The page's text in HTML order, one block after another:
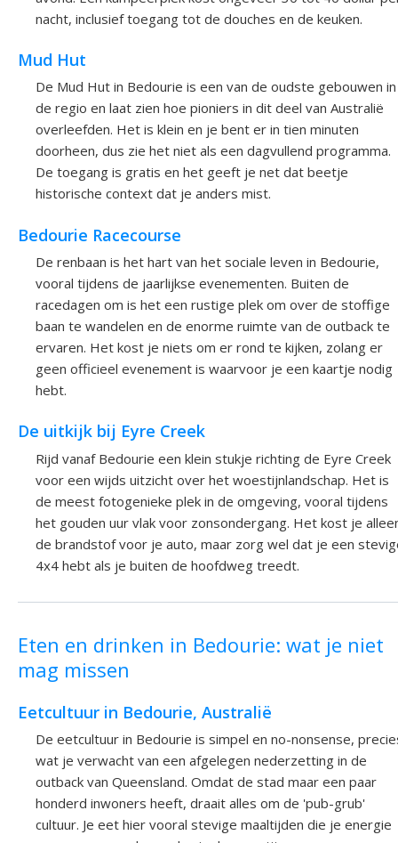
nacht, inclusief toegang tot de douches en de keuken.
Mud Hut
De Mud Hut in Bedourie is een van de oudste gebouwen in
de regio en laat zien hoe pioniers in dit deel van Australië
overleefden. Het is klein en je bent er in tien minuten
doorheen, dus zie het niet als een dagvullend programma.
De toegang is gratis en het geeft je net dat beetje
historische context dat je anders mist.
Bedourie Racecourse
De renbaan is het hart van het sociale leven in Bedourie,
vooral tijdens de jaarlijkse evenementen. Buiten de
racedagen om is het een rustige plek om over de stoffige
baan te wandelen en de enorme ruimte van de outback te
ervaren. Het kost je niets om er rond te kijken, zolang er
geen officieel evenement is waarvoor je een kaartje nodig
hebt.
De uitkijk bij Eyre Creek
Rijd vanaf Bedourie een klein stukje richting de Eyre Creek
voor een wijds uitzicht over het woestijnlandschap. Het is
de meest fotogenieke plek in de omgeving, vooral tijdens
het gouden uur vlak voor zonsondergang. Het kost je
de brandstof voor je auto, maar zorg wel dat je een
4x4 hebt als je buiten de hoofdweg treedt.
Eten en drinken in Bedourie: wat je niet
mag missen
Eetcultuur in Bedourie, Australië
De eetcultuur in Bedourie is simpel en no-nonsense,
wat je verwacht van een afgelegen nederzetting in de
outback van Queensland. Omdat de stad maar een paar
honderd inwoners heeft, draait alles om de 'pub-grub'
cultuur. Je eet hier vooral stevige maaltijden die je energie